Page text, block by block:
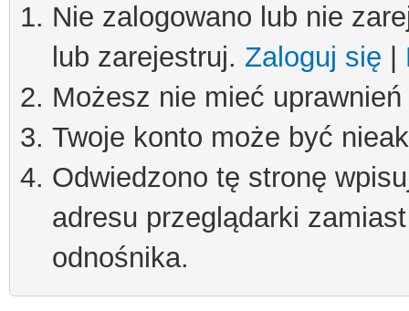
Nie zalogowano lub nie
lub zarejestruj. Zaloguj się
Możesz nie mieć
Twoje konto może być
Odwiedzono tę stronę
adresu przeglądarki
odnośnika.